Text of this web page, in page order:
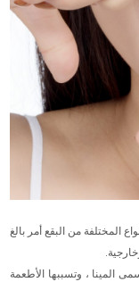
المختلفة من البقع أمر بالغ
المينا ، وتسببها الأطعمة